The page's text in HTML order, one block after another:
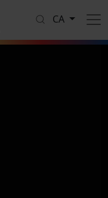
CA